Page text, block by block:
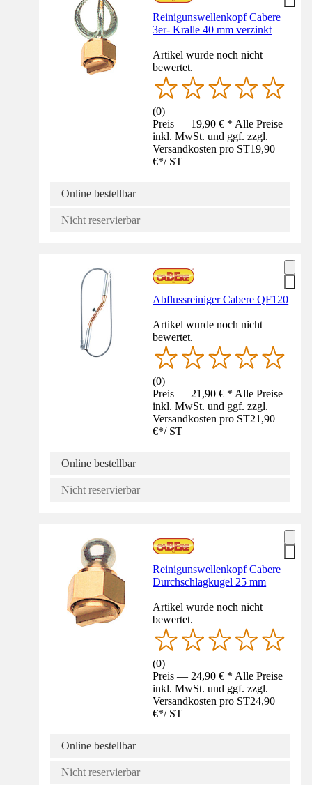
Reinigunswellenkopf Cabere
3er- Kralle 40 mm verzinkt
Artikel wurde noch nicht
bewertet.
(0)
Preis — 19,90 € * Alle Preise
inkl. MwSt. und ggf. zzgl.
Versandkosten pro ST19,90
€*/ ST
Online bestellbar
Nicht reservierbar
Abflussreiniger Cabere QF120
Artikel wurde noch nicht
bewertet.
(0)
Preis — 21,90 € * Alle Preise
inkl. MwSt. und ggf. zzgl.
Versandkosten pro ST21,90
€*/ ST
Online bestellbar
Nicht reservierbar
Reinigunswellenkopf Cabere
Durchschlagkugel 25 mm
Artikel wurde noch nicht
bewertet.
(0)
Preis — 24,90 € * Alle Preise
inkl. MwSt. und ggf. zzgl.
Versandkosten pro ST24,90
€*/ ST
Online bestellbar
Nicht reservierbar